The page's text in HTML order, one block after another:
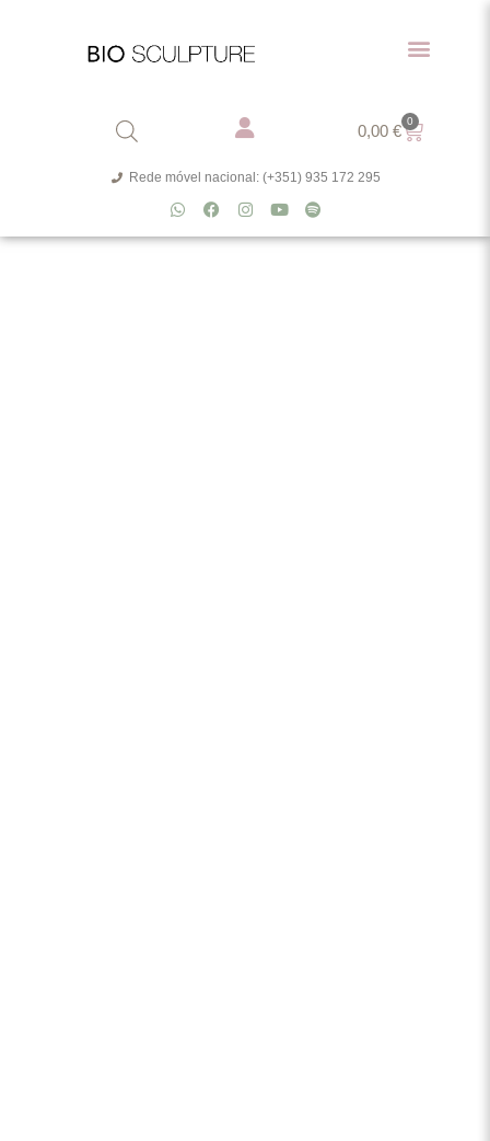
0,00€
0
Rede móvel nacional: (+351) 935 172 295